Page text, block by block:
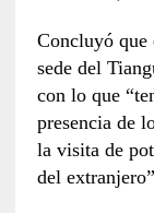
Concluyó que
sede del
con lo que
presencia de
la visita de
del